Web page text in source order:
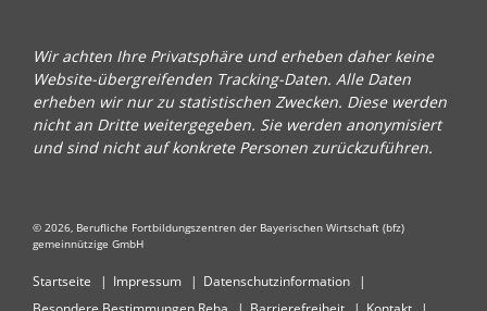
Wir achten Ihre Privatsphäre und erheben daher keine
Website-übergreifenden Tracking-Daten. Alle Daten
erheben wir nur zu statistischen Zwecken. Diese werden
nicht an Dritte weitergegeben. Sie werden anonymisiert
und sind nicht auf konkrete Personen zurückzuführen.
© 2026, Berufliche Fortbildungszentren der Bayerischen Wirtschaft (bfz)
gemeinnützige GmbH
Startseite Impressum
Datenschutzinformation